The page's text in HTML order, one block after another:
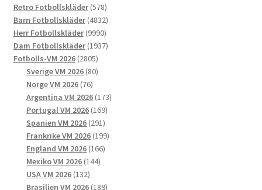
Retro Fotbollskläder 578578
produkter
Barn Fotbollskläder 48324832
produkter
Herr Fotbollskläder 99909990
produkter
Dam Fotbollskläder 19371937
Fotbolls-VM 2026 28052805
produkter
Sverige VM 2026 8080
Norge VM 2026 7676
produkter
Argentina VM 2026 173173
Portugal VM 2026 169169
Spanien VM 2026 291291
produkter
Frankrike VM 2026 199199
England VM 2026 166166
Mexiko VM 2026 144144
USA VM 2026 132132
produkter
Brasilien VM 2026 189189